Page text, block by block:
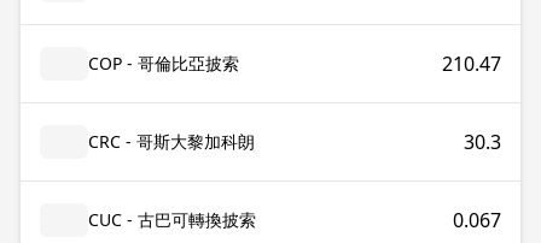
COP - 哥倫比亞披索 210.47
CRC - 哥斯大黎加科朗 30.3
CUC - 古巴可轉換披索 0.067